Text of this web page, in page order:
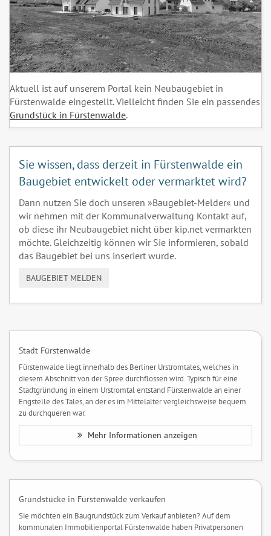
Aktuell ist auf unserem Portal kein Neubaugebiet in
Fürstenwalde eingestellt. Vielleicht finden Sie ein passendes
Grundstück in Fürstenwalde.
Sie wissen, dass derzeit in Fürstenwalde ein
Baugebiet entwickelt oder vermarktet wird?
Dann nutzen Sie doch unseren »Baugebiet-Melder« und
wir nehmen mit der Kommunalverwaltung Kontakt auf,
ob diese ihr Neubaugebiet nicht über kip.net vermarkten
möchte. Gleichzeitig können wir Sie informieren, sobald
das Baugebiet bei uns inseriert wurde.
BAUGEBIET MELDEN
Stadt Fürstenwalde
Fürstenwalde liegt innerhalb des Berliner Urstromtales, welches in
diesem Abschnitt von der Spree durchflossen wird. Typisch für eine
Stadtgründung in einem Urstromtal entstand Fürstenwalde an einer
Engstelle des Tales, an der es im Mittelalter vergleichsweise bequem
zu durchqueren war.
Mehr Informationen anzeigen
Grundstücke in Fürstenwalde verkaufen
Sie möchten ein Baugrundstück zum Verkauf anbieten? Auf dem
kommunalen Immobilienportal Fürstenwalde haben Privatpersonen